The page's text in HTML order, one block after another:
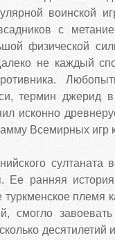
воинской
с
физической
не каждый
термин джерид в
исконно
Всемирных игр
султаната
Ее ранняя
племя
смогло
десятилетий